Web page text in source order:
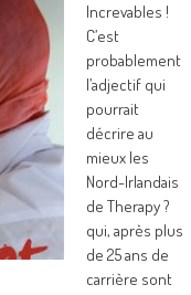
Increvables !
C’est
probablement
l’adjectif qui
pourrait
décrire au
mieux les
Nord-Irlandais
de Therapy ?
qui, après plus
de 25 ans de
carrière sont